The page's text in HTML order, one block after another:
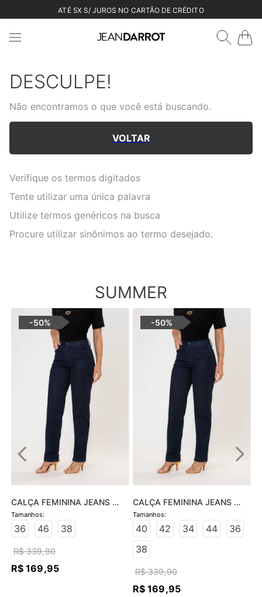
ATÉ 5X S/ JUROS NO CARTÃO DE CRÉDITO
DESCULPE!
Não encontramos o que você está buscando.
VOLTAR
Verifique os termos digitados
Tente utilizar uma única palavra
Utilize termos genéricos na busca
Procure utilizar sinônimos ao termo desejado.
SUMMER
-50%
CALÇA FEMININA JEANS
HOT PANTS SKINNY - JEANS
ESCURO
36 46 38
R$ 339,90
R$ 169,95
-50%
CALÇA FEMININA JEANS
SOFIA SKINNY - JEANS
ESCURO
40 42 34 44
36
38
R$ 339,90
R$ 169,95